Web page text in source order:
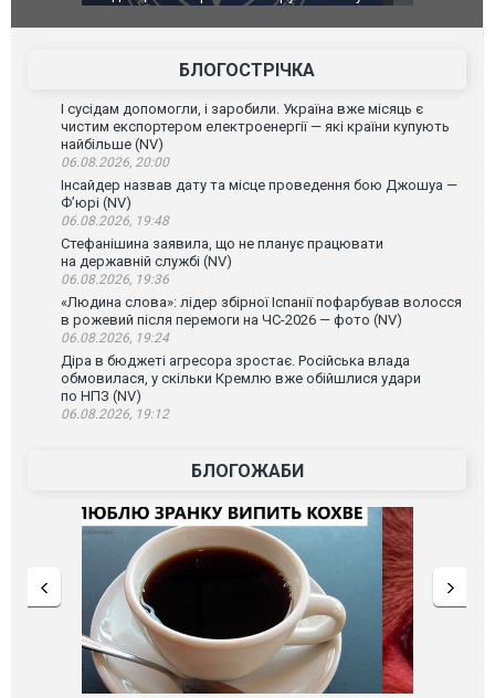
атаку. ВІДЕО
БЛОГОСТРІЧКА
І сусідам допомогли, і заробили. Україна вже місяць є
чистим експортером електроенергії — які країни купують
найбільше (NV)
06.08.2026, 20:00
Інсайдер назвав дату та місце проведення бою Джошуа —
Ф’юрі (NV)
06.08.2026, 19:48
Стефанішина заявила, що не планує працювати
на державній службі (NV)
06.08.2026, 19:36
«Людина слова»: лідер збірної Іспанії пофарбував волосся
в рожевий після перемоги на ЧС-2026 — фото (NV)
06.08.2026, 19:24
Діра в бюджеті агресора зростає. Російська влада
обмовилася, у скільки Кремлю вже обійшлися удари
по НПЗ (NV)
06.08.2026, 19:12
БЛОГОЖАБИ